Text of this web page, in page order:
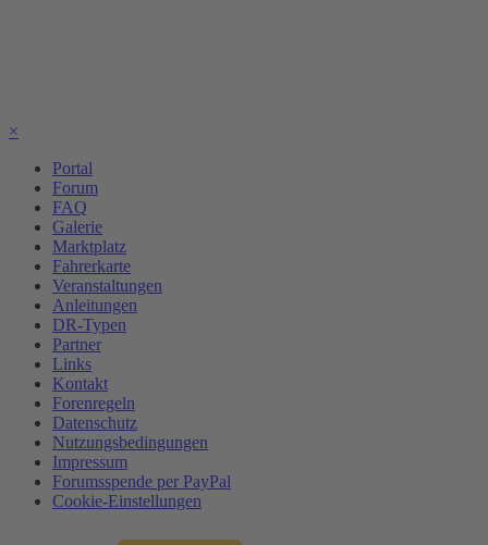
×
Portal
Forum
FAQ
Galerie
Marktplatz
Fahrerkarte
Veranstaltungen
Anleitungen
DR-Typen
Partner
Links
Kontakt
Forenregeln
Datenschutz
Nutzungsbedingungen
Impressum
Forumsspende per PayPal
Cookie-Einstellungen